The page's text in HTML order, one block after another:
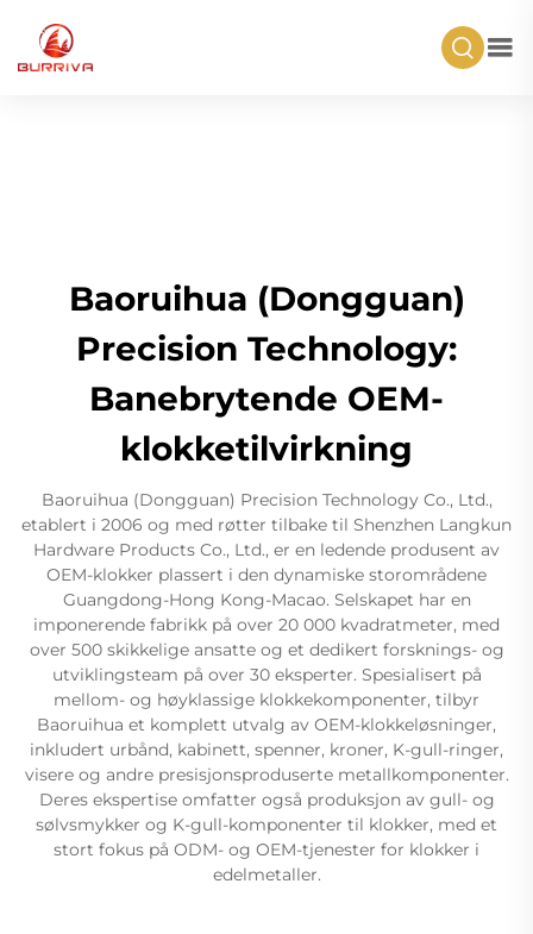
Baoruihua (Dongguan)
Precision Technology:
Banebrytende OEM-
klokketilvirkning
Baoruihua (Dongguan) Precision Technology Co., Ltd.,
etablert i 2006 og med røtter tilbake til Shenzhen Langkun
Hardware Products Co., Ltd., er en ledende produsent av
OEM-klokker plassert i den dynamiske storområdene
Guangdong-Hong Kong-Macao. Selskapet har en
imponerende fabrikk på over 20 000 kvadratmeter, med
over 500 skikkelige ansatte og et dedikert forsknings- og
utviklingsteam på over 30 eksperter. Spesialisert på
mellom- og høyklassige klokkekomponenter, tilbyr
Baoruihua et komplett utvalg av OEM-klokkeløsninger,
inkludert urbånd, kabinett, spenner, kroner, K-gull-ringer,
visere og andre presisjonsproduserte metallkomponenter.
Deres ekspertise omfatter også produksjon av gull- og
sølvsmykker og K-gull-komponenter til klokker, med et
stort fokus på ODM- og OEM-tjenester for klokker i
edelmetaller.